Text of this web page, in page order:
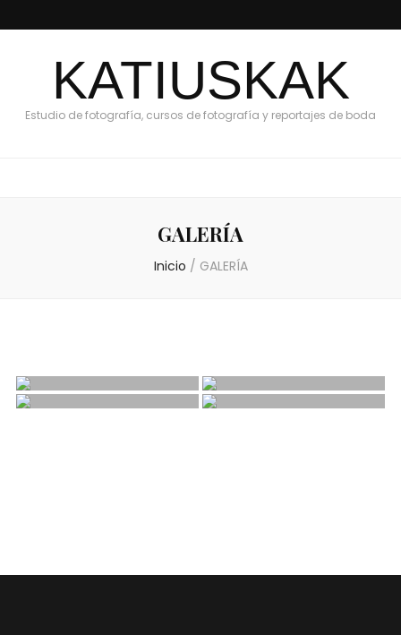
KATIUSKAK
Estudio de fotografía, cursos de fotografía y reportajes de boda
GALERÍA
Inicio / GALERÍA